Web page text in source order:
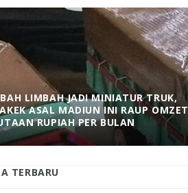
LIMBAH JADI MINIATUR TRUK,
ASAL MADIUN INI RAUP OMZET
RUPIAH PER BULAN
TERBARU